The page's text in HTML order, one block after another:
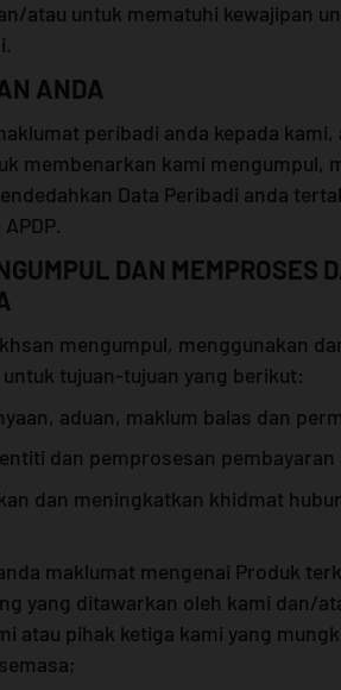
atau untuk mematuhi kewajipan
ANDA
peribadi anda kepada
membenarkan kami mengumpul,
Data Peribadi anda
DAN MEMPROSES
mengumpul, menggunakan
untuk tujuan-tujuan yang berikut:
aduan, maklum balas dan
dan pemprosesan pembayaran
dan meningkatkan khidmat
maklumat mengenai Produk
yang ditawarkan oleh kami dan/
atau pihak ketiga kami yang